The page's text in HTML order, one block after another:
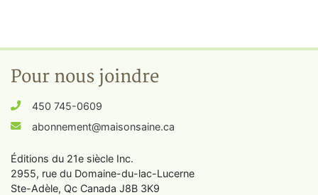
Pour nous joindre
450 745-0609
abonnement@maisonsaine.ca
Éditions du 21e siècle Inc.
2955, rue du Domaine-du-lac-Lucerne
Ste-Adèle, Qc Canada J8B 3K9